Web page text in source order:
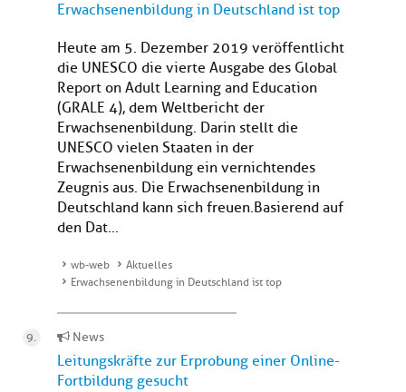
Erwachsenenbildung in Deutschland ist top
Heute am 5. Dezember 2019 veröffentlicht
die UNESCO die vierte Ausgabe des Global
Report on Adult Learning and Education
(GRALE 4), dem Weltbericht der
Erwachsenenbildung. Darin stellt die
UNESCO vielen Staaten in der
Erwachsenenbildung ein vernichtendes
Zeugnis aus. Die Erwachsenenbildung in
Deutschland kann sich freuen.Basierend auf
den Dat...
wb-web
Aktuelles
Erwachsenenbildung in Deutschland ist top
News
Leitungskräfte zur Erprobung einer Online-
Fortbildung gesucht